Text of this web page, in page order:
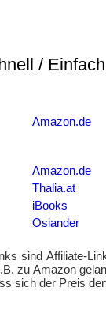
/
Amazon.de
Amazon.de
Thalia.at
iBooks
Osiander
sind Affiliate-
zu Amazon
sich der Preis